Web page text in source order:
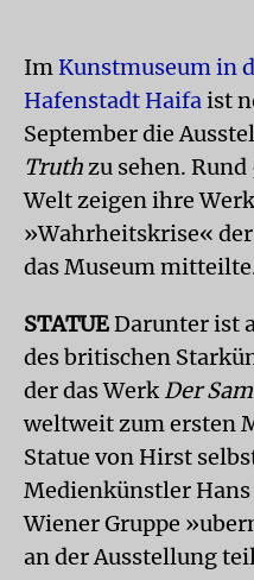
ImKunstmuseum in
Hafenstadt Haifaist
September die
Truthzu sehen.
Welt zeigen ihre
»Wahrheitskrise«
das Museum
STATUEDarunter ist
des britischen
der das WerkDer
weltweit zum ersten
Statue von Hirst
Medienkünstler
Wiener Gruppe
an der Ausstellung